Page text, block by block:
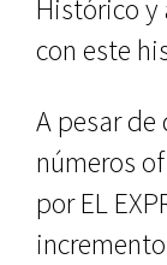
Histórico y
con este
A pesar de
números
por EL